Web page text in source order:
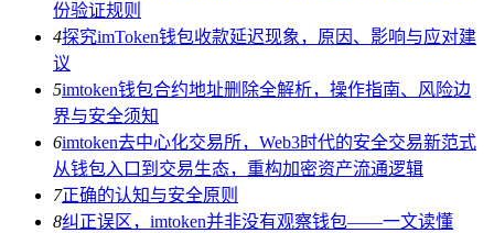
份验证规则
4探究imToken钱包收款延迟现象，原因、影响与应对建
议
5imtoken钱包合约地址删除全解析，操作指南、风险边
界与安全须知
6imtoken去中心化交易所，Web3时代的安全交易新范式
从钱包入口到交易生态，重构加密资产流通逻辑
7正确的认知与安全原则
8纠正误区，imtoken并非没有观察钱包——一文读懂